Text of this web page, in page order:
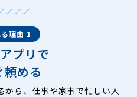
理由 1
プリで
頼める
から、仕事や家事で忙しい人